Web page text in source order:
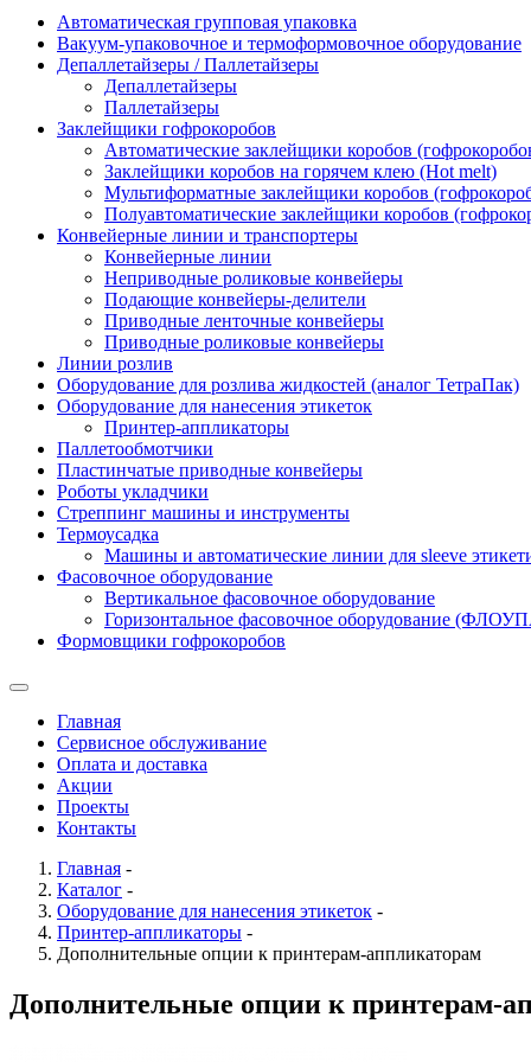
Автоматическая групповая упаковка
Вакуум-упаковочное и термоформовочное оборудование
Депаллетайзеры / Паллетайзеры
Депаллетайзеры
Паллетайзеры
Заклейщики гофрокоробов
Автоматические заклейщики коробов
Заклейщики коробов на горячем клею (Hot melt)
Мультиформатные заклейщики коробов
Полуавтоматические заклейщики коробов
Конвейерные линии и транспортеры
Конвейерные линии
Неприводные роликовые конвейеры
Подающие конвейеры-делители
Приводные ленточные конвейеры
Приводные роликовые конвейеры
Линии розлив
Оборудование для розлива жидкостей (аналог ТетраПак)
Оборудование для нанесения этикеток
Принтер-аппликаторы
Паллетообмотчики
Пластинчатые приводные конвейеры
Роботы укладчики
Стреппинг машины и инструменты
Термоусадка
Машины и автоматические линии для sleeve
Фасовочное оборудование
Вертикальное фасовочное оборудование
Горизонтальное фасовочное оборудование
Формовщики гофрокоробов
Главная
Сервисное обслуживание
Оплата и доставка
Акции
Проекты
Контакты
Главная -
Каталог -
Оборудование для нанесения этикеток -
Принтер-аппликаторы -
Дополнительные опции к принтерам-аппликаторам
Дополнительные опции к принтерам-